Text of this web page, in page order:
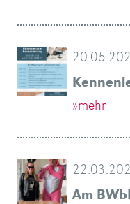
»mehr
Am